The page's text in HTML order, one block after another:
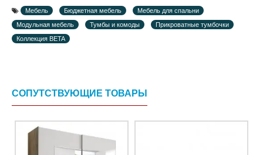
Мебель Бюджетная мебель
Мебель для спальни
Модульная мебель
Тумбы и комоды
Прикроватные тумбочки
Коллекция BETA
СОПУТСТВУЮЩИЕ ТОВАРЫ